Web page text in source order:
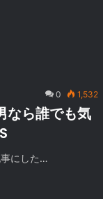
0 1,532
なら誰でも気
にした…